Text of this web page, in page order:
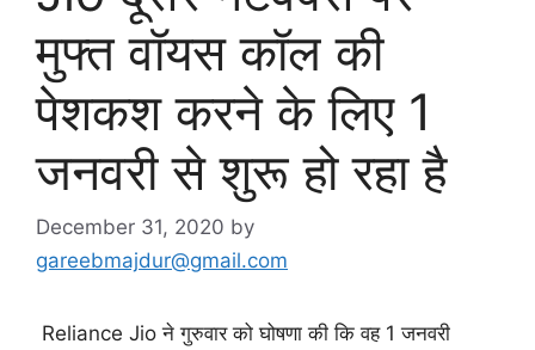
मुफ्त वॉयस कॉल की
पेशकश करने के लिए 1
जनवरी से शुरू हो रहा है
December 31, 2020 by
gareebmajdur@gmail.com
Reliance Jio ने गुरुवार को घोषणा की कि वह 1 जनवरी